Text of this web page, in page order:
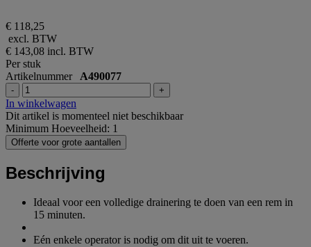
€ 118,25
excl. BTW
€ 143,08 incl. BTW
Per stuk
Artikelnummer A490077
- +
In winkelwagen
Dit artikel is momenteel niet beschikbaar
Minimum Hoeveelheid: 1
Offerte voor grote aantallen
Beschrijving
Ideaal voor een volledige drainering te doen van een rem in
15 minuten.
Eén enkele operator is nodig om dit uit te voeren.